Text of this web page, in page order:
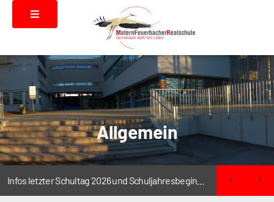
Allgemein